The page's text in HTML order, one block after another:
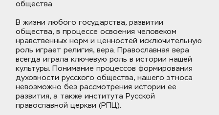
общества.
В жизни любого государства, развитии
общества, в процессе освоения человеком
нравственных норм и ценностей исключительную
роль играет религия, вера. Православная вера
всегда играла ключевую роль в истории нашей
культуры. Понимание процессов формирования
духовности русского общества, нашего этноса
невозможно без рассмотрения истории ее
развития, а также института Русской
православной церкви (РПЦ).